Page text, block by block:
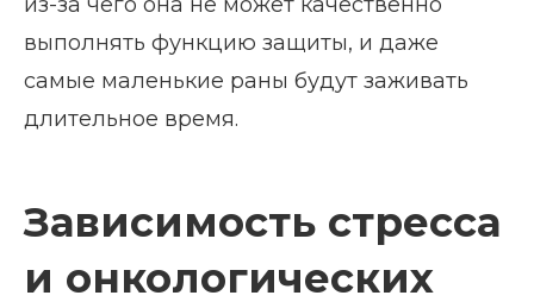
выполнять функцию защиты, и даже
самые маленькие раны будут заживать
длительное время.
Зависимость стресса
и онкологических